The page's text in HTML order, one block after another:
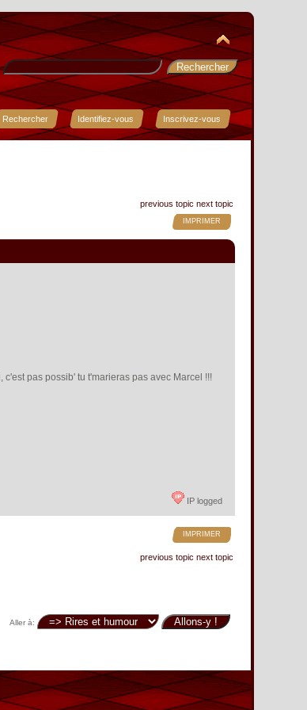
Rechercher Identifiez-vous Inscrivez-vous
previous topic next topic
IMPRIMER
pas possib' tu t'marieras pas avec Marcel !!!
IP logged
IMPRIMER
previous topic next topic
Aller à: